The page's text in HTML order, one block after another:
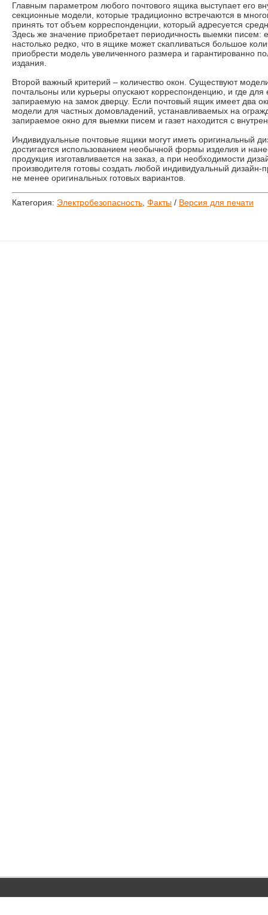
Главным параметром любого почтового ящика выступает его
секционные модели, которые традиционно встречаются в
принять тот объем корреспонденции, который адресуется
Здесь же значение приобретает периодичность выемки писем:
настолько редко, что в ящике может скапливаться большое
приобрести модель увеличенного размера и гарантированно
издания.
Второй важный критерий – количество окон. Существуют
почтальоны или курьеры опускают корреспонденцию, и где для
запираемую на замок дверцу. Если почтовый ящик имеет два
модели для частных домовладений, устанавливаемых на
запираемое окно для выемки писем и газет находится с
Индивидуальные почтовые ящики могут иметь оригинальный
достигается использованием необычной формы изделия и
продукция изготавливается на заказ, а при необходимости
производителя готовы создать любой индивидуальный дизайн-
не менее оригинальных готовых вариантов.
Категория: Электробезопасность Факты / Версия для печати